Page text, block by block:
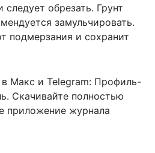
следует обрезать. Грунт
замульчировать.
подмерзания и сохранит
Макс и Telegram: Профиль-
. Скачивайте полностью
приложение журнала